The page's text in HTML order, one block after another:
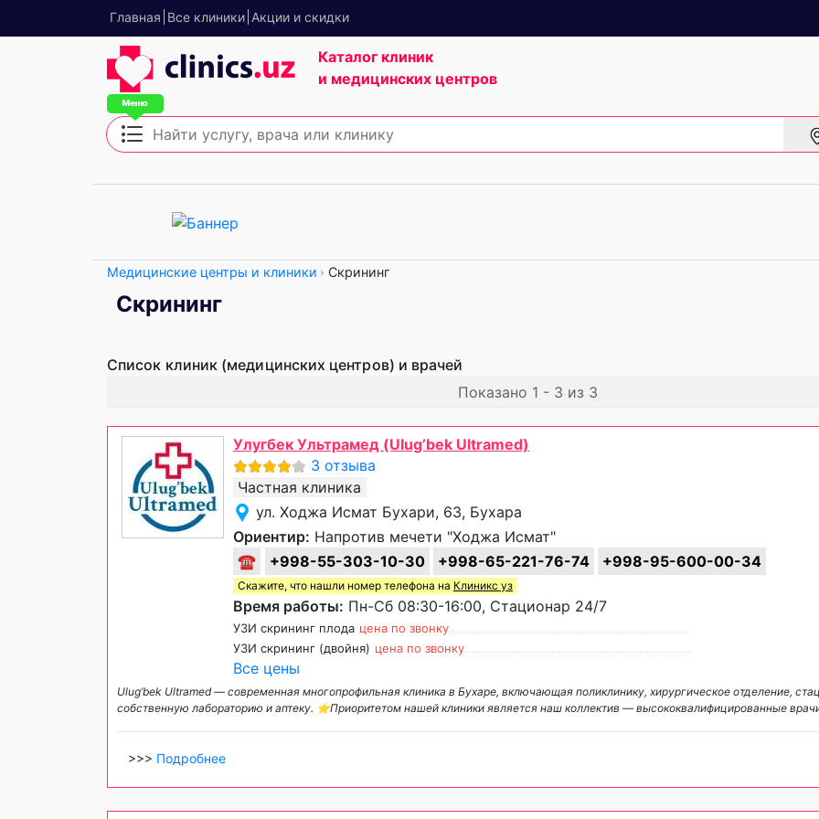
Главная Все клиники Акции и скидки
Каталог клиник
и медицинских центров
Медицинские центры и клиники Скрининг
Скрининг
Список клиник (медицинских центров) и врачей
Показано 1 - 3 из 3
Улугбек Ультрамед (Ulug’bek Ultramed)
3 отзыва
Частная клиника
ул. Ходжа Исмат Бухари, 63, Бухара
Ориентир: Напротив мечети "Ходжа Исмат"
☎
+998-55-303-10-30 +998-65-221-76-74 +998-95-600-00-34
Скажите, что нашли номер телефона на Клиникс уз
Время работы: Пн-Сб 08:30-16:00, Стационар 24/7
УЗИ скрининг плода цена по звонку
УЗИ скрининг (двойня) цена по звонку
Все цены
Ulug’bek Ultramed — современная многопрофильная клиника в Бухаре, включающая поликлинику, хирургическое отделение,
собственную лабораторию и аптеку. ⭐️Приоритетом нашей клиники является наш коллектив — высококвалифицированные
>>> Подробнее